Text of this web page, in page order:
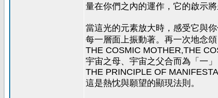
量在你們之內的運作，它的啟示
當這光的元素放大時，感受它與
每一層面上振動著。再一次地念
THE COSMIC MOTHER,THE
宇宙之母、宇宙之父合而為「一
THE PRINCIPLE OF
這是熱忱與願望的顯現法則。